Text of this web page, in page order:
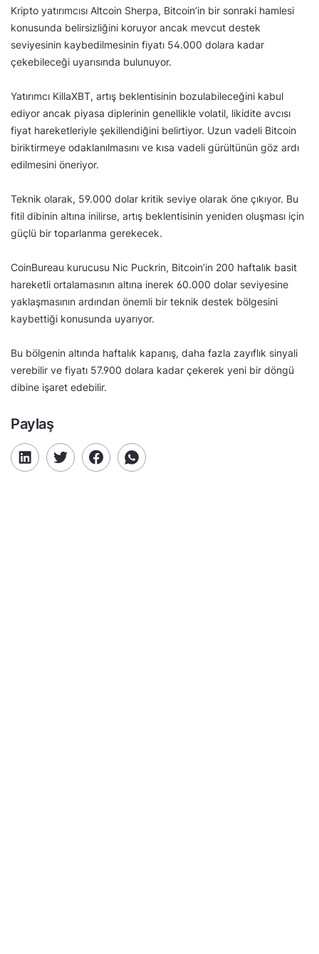
Kripto yatırımcısı Altcoin Sherpa, Bitcoin’in bir sonraki hamlesi
konusunda belirsizliğini koruyor ancak mevcut destek
seviyesinin kaybedilmesinin fiyatı 54.000 dolara kadar
çekebileceği uyarısında bulunuyor.
Yatırımcı KillaXBT, artış beklentisinin bozulabileceğini kabul
ediyor ancak piyasa diplerinin genellikle volatil, likidite avcısı
fiyat hareketleriyle şekillendiğini belirtiyor. Uzun vadeli Bitcoin
biriktirmeye odaklanılmasını ve kısa vadeli gürültünün göz ardı
edilmesini öneriyor.
Teknik olarak, 59.000 dolar kritik seviye olarak öne çıkıyor. Bu
fitil dibinin altına inilirse, artış beklentisinin yeniden oluşması için
güçlü bir toparlanma gerekecek.
CoinBureau kurucusu Nic Puckrin, Bitcoin’in 200 haftalık basit
hareketli ortalamasının altına inerek 60.000 dolar seviyesine
yaklaşmasının ardından önemli bir teknik destek bölgesini
kaybettiği konusunda uyarıyor.
Bu bölgenin altında haftalık kapanış, daha fazla zayıflık sinyali
verebilir ve fiyatı 57.900 dolara kadar çekerek yeni bir döngü
dibine işaret edebilir.
Paylaş